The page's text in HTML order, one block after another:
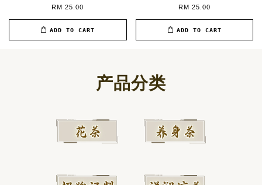
RM 25.00
ADD TO CART
RM 25.00
ADD TO CART
产品分类